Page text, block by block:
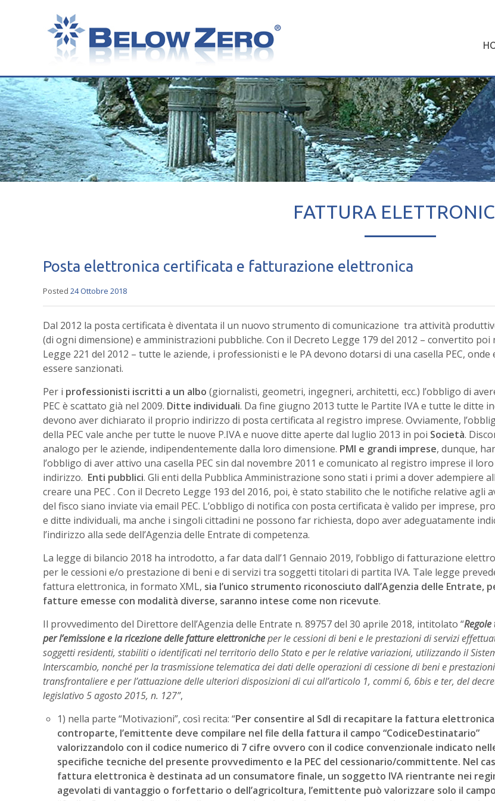
FATTURA
Posta elettronica certificata e fatturazione elettronica
Posted 24 Ottobre 2018
Dal 2012 la posta certificata è diventata il un nuovo strumento di comunicazione tra attività
(di ogni dimensione) e amministrazioni pubbliche. Con il Decreto Legge 179 del 2012 – convertito poi
Legge 221 del 2012 – tutte le aziende, i professionisti e le PA devono dotarsi di una casella PEC, onde
essere sanzionati.
Per i professionisti iscritti a un albo (giornalisti, geometri, ingegneri, architetti, ecc.) l’obbligo di
PEC è scattato già nel 2009. Ditte individuali. Da fine giugno 2013 tutte le Partite IVA e tutte le ditte
devono aver dichiarato il proprio indirizzo di posta certificata al registro imprese. Ovviamente,
della PEC vale anche per tutte le nuove P.IVA e nuove ditte aperte dal luglio 2013 in poi Società.
analogo per le aziende, indipendentemente dalla loro dimensione. PMI e grandi imprese, dunque,
l’obbligo di aver attivo una casella PEC sin dal novembre 2011 e comunicato al registro imprese il loro
indirizzo. Enti pubblici. Gli enti della Pubblica Amministrazione sono stati i primi a dover adempiere
creare una PEC . Con il Decreto Legge 193 del 2016, poi, è stato stabilito che le notifiche relative agli
del fisco siano inviate via email PEC. L’obbligo di notifica con posta certificata è valido per imprese,
e ditte individuali, ma anche i singoli cittadini ne possono far richiesta, dopo aver adeguatamente
l’indirizzo alla sede dell’Agenzia delle Entrate di competenza.
La legge di bilancio 2018 ha introdotto, a far data dall’1 Gennaio 2019, l’obbligo di fatturazione
per le cessioni e/o prestazione di beni e di servizi tra soggetti titolari di partita IVA. Tale legge
fattura elettronica, in formato XML, sia l’unico strumento riconosciuto dall’Agenzia delle Entrate,
fatture emesse con modalità diverse, saranno intese come non ricevute.
Il provvedimento del Direttore dell’Agenzia delle Entrate n. 89757 del 30 aprile 2018, intitolato “Regole
per l’emissione e la ricezione delle fatture elettronicheper le cessioni di beni e le prestazioni di servizi
soggetti residenti, stabiliti o identificati nel territorio dello Stato e per le relative variazioni, utilizzando il
Interscambio, nonché per la trasmissione telematica dei dati delle operazioni di cessione di beni e
transfrontaliere e per l’attuazione delle ulteriori disposizioni di cui all’articolo 1, commi 6, 6bis e ter, del
legislativo 5 agosto 2015, n. 127”,
1) nella parte “Motivazioni”, così recita: “Per consentire al SdI di recapitare la fattura elettronica
controparte, l’emittente deve compilare nel file della fattura il campo “CodiceDestinatario”
valorizzandolo con il codice numerico di 7 cifre ovvero con il codice convenzionale indicato
specifiche tecniche del presente provvedimento e la PEC del cessionario/committente. Nel
fattura elettronica è destinata ad un consumatore finale, un soggetto IVA rientrante nei
agevolati di vantaggio o forfettario o dell’agricoltura, l’emittente può valorizzare solo il campo